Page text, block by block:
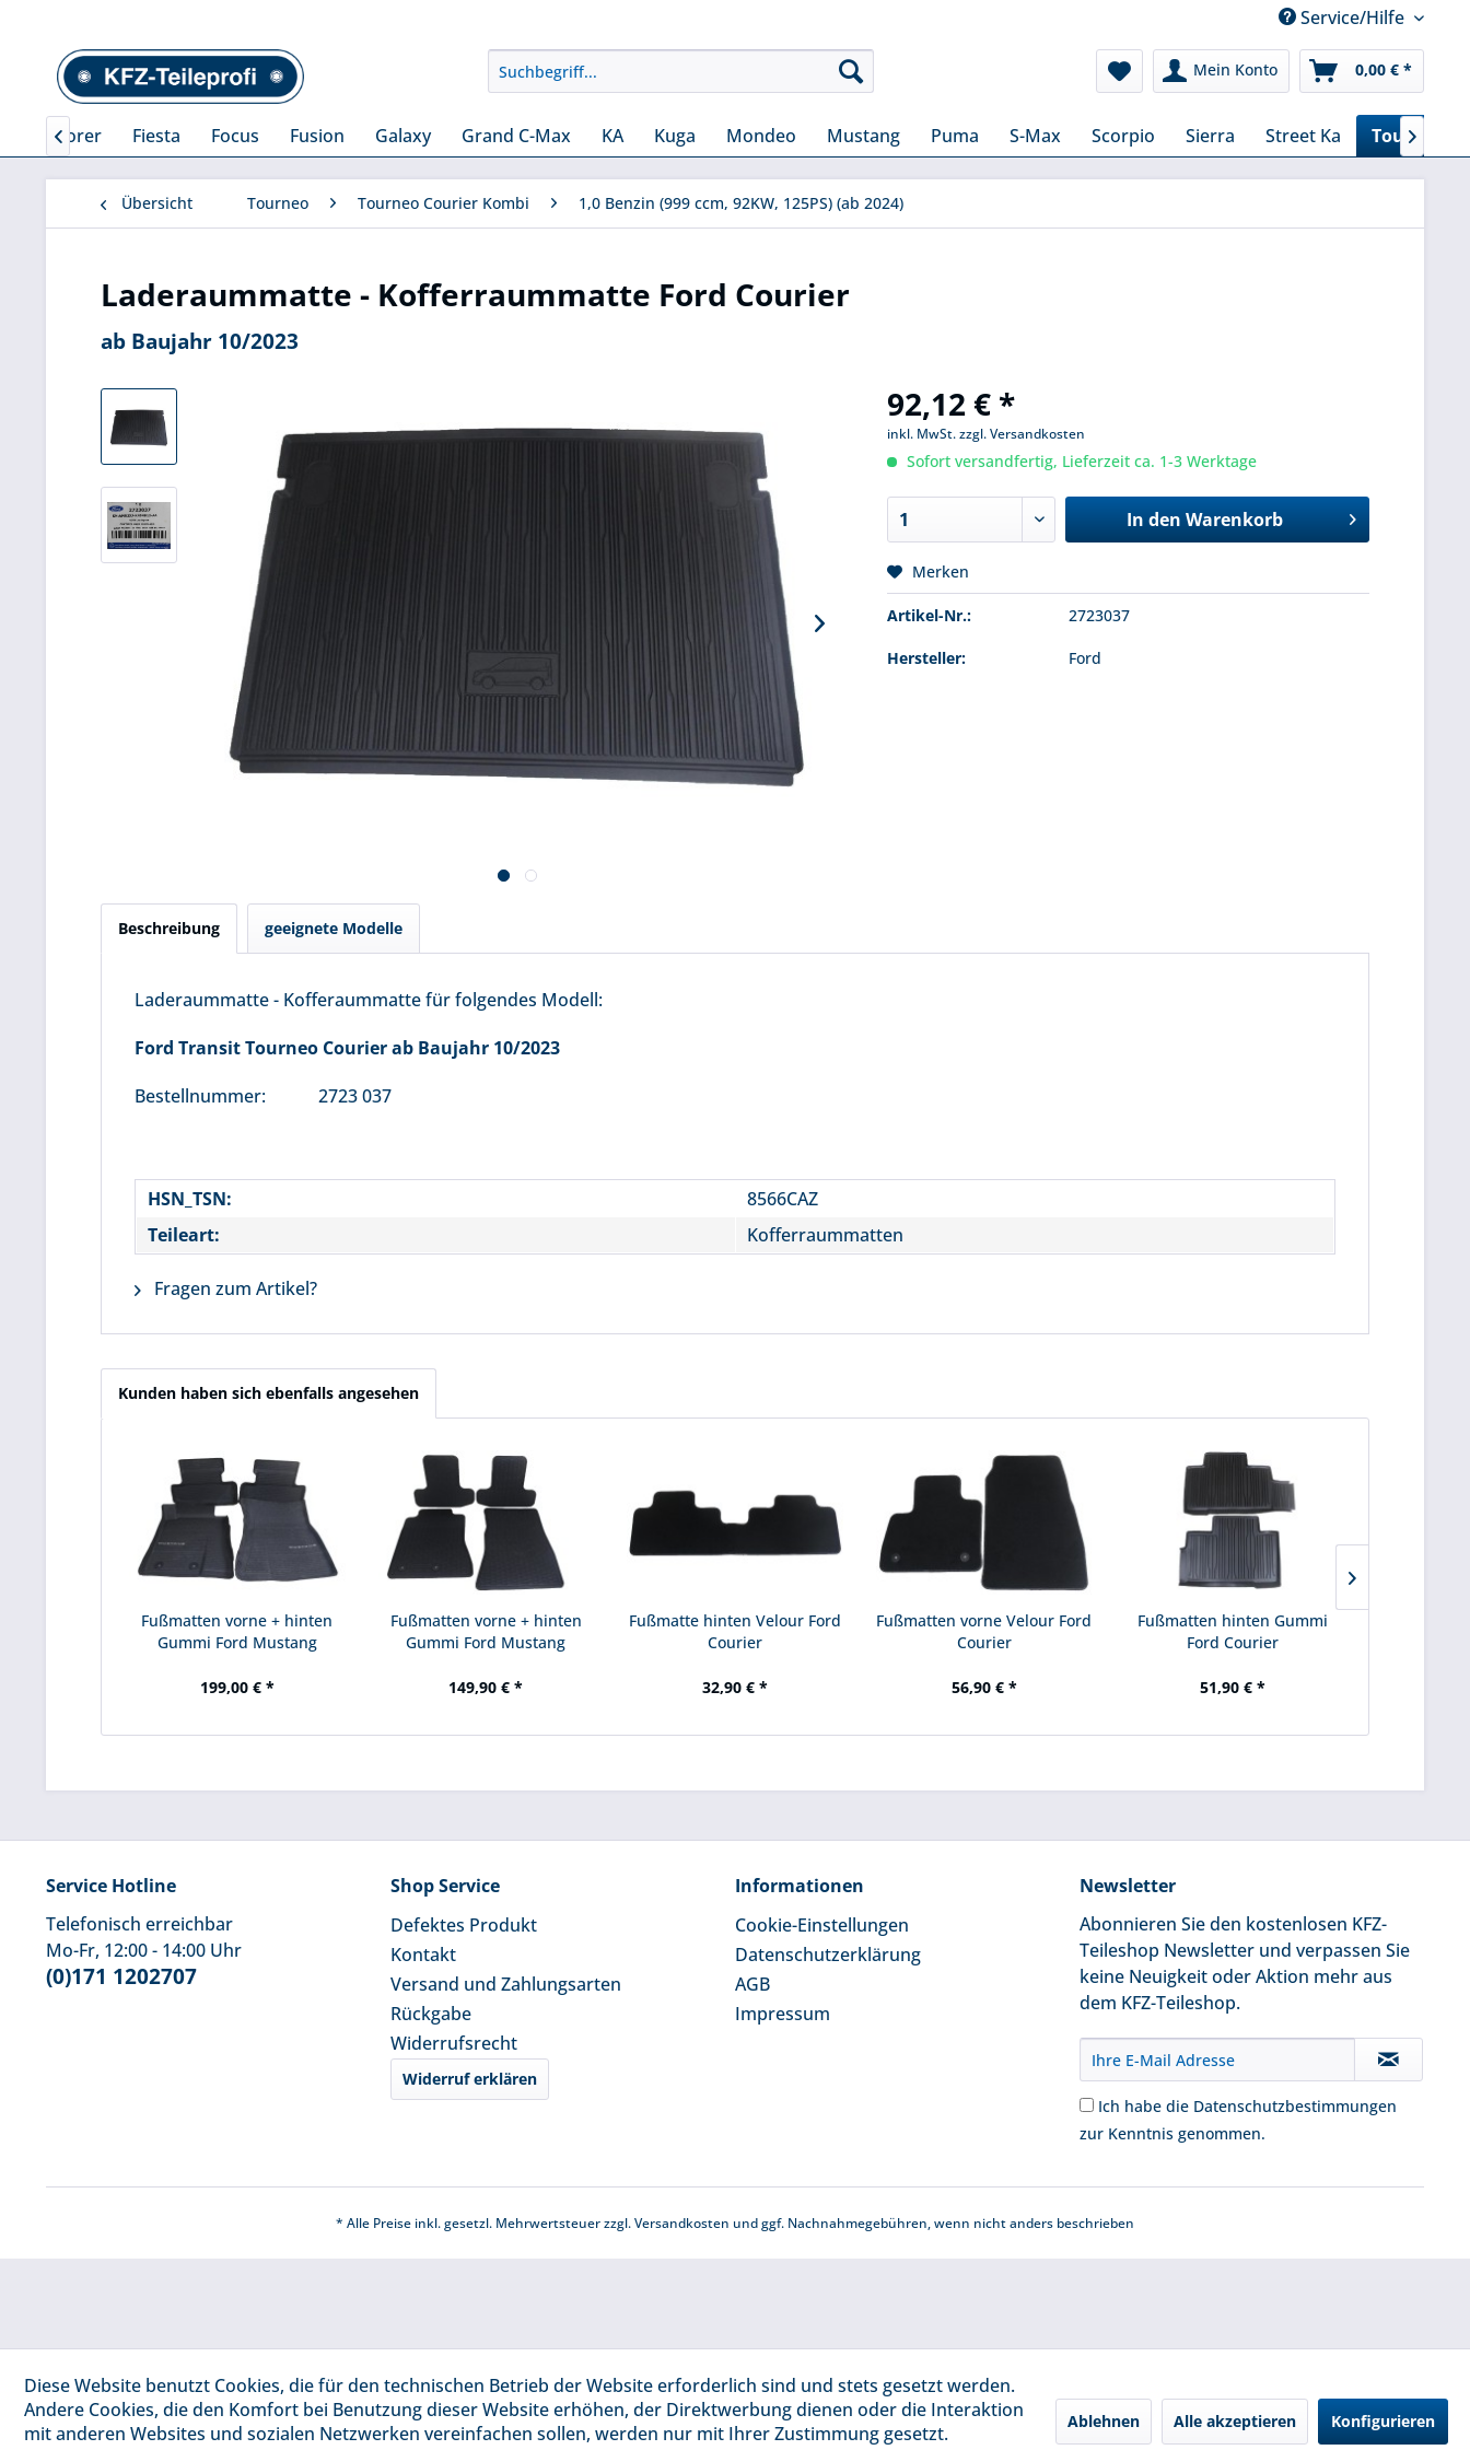
Service/Hilfe
Mein Konto 0,00 € *
Explorer Fiesta Focus Fusion Galaxy Grand C-Max KA Kuga Mondeo Mustang Puma S-Max Scorpio Sierra Street Ka Tourneo
 
Übersicht Tourneo Tourneo Courier Kombi 1,0 Benzin (999 ccm, 92KW, 125PS) (ab 2024)
Laderaummatte - Kofferraummatte Ford Courier
ab Baujahr 10/2023
92,12 € *
inkl. MwSt.zzgl. Versandkosten
Sofort versandfertig, Lieferzeit ca. 1-3 Werktage
In den Warenkorb
Merken
Artikel-Nr.: 2723037
Hersteller: Ford
Beschreibung geeignete Modelle
Laderaummatte - Kofferaummatte für folgendes Modell:
Ford Transit Tourneo Courier ab Baujahr 10/2023
Bestellnummer: 2723 037
HSN_TSN:
8566CAZ
Teileart:
Kofferraummatten
Fragen zum Artikel?
Kunden haben sich ebenfalls angesehen
Fußmatten vorne + hinten
Gummi Ford Mustang
199,00 € *
Fußmatten vorne + hinten
Gummi Ford Mustang
149,90 € *
Fußmatte hinten Velour Ford
Courier
32,90 € *
Fußmatten vorne Velour Ford
Courier
56,90 € *
Fußmatten hinten Gummi
Ford Courier
51,90 € *
Service Hotline
Telefonisch erreichbar
Mo-Fr, 12:00 - 14:00 Uhr
(0)171 1202707
Shop Service
Defektes Produkt
Kontakt
Versand und Zahlungsarten
Rückgabe
Widerrufsrecht
Widerruf erklären
Informationen
Cookie-Einstellungen
Datenschutzerklärung
AGB
Impressum
Newsletter
Abonnieren Sie den kostenlosen KFZ-
Teileshop Newsletter und verpassen Sie
keine Neuigkeit oder Aktion mehr aus
dem KFZ-Teileshop.
Ich habe die Datenschutzbestimmungen
zur Kenntnis genommen.
* Alle Preise inkl. gesetzl. Mehrwertsteuer zzgl.Versandkosten und ggf. Nachnahmegebühren, wenn nicht anders beschrieben
Diese Website benutzt Cookies, die für den technischen Betrieb der Website erforderlich sind und stets gesetzt werden.
Andere Cookies, die den Komfort bei Benutzung dieser Website erhöhen, der Direktwerbung dienen oder die Interaktion
mit anderen Websites und sozialen Netzwerken vereinfachen sollen, werden nur mit Ihrer Zustimmung gesetzt.
Ablehnen Alle akzeptieren Konfigurieren